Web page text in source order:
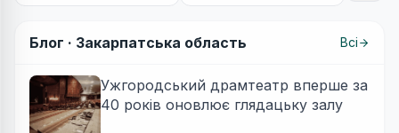
Блог · Закарпатська область Всі
Ужгородський драмтеатр вперше за
40 років оновлює глядацьку залу